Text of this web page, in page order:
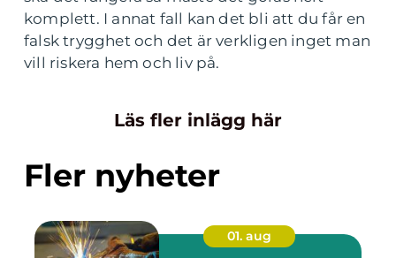
komplett. I annat fall kan det bli att du får en
falsk trygghet och det är verkligen inget man
vill riskera hem och liv på.
Läs fler inlägg här
Fler nyheter
01. aug